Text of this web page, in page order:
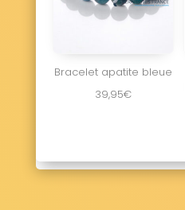
Bracelet apatite bleue
39,95€